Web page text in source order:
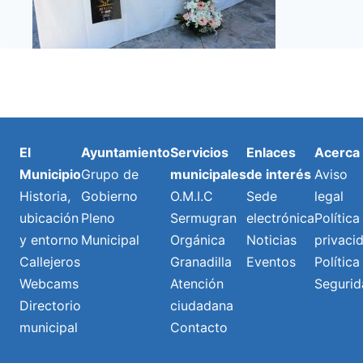
El
Municipio
Historia,
ubicación
y entorno
Callejeros
Webcams
Directorio
municipal
Ayuntamiento
Grupo de
Gobierno
Pleno
Municipal
Servicios
municipales
O.M.I.C
Sermugran
Orgánica
Granadilla
Atención
ciudadana
Contacto
Enlaces
de interés
Sede
electrónica
Noticias
Eventos
Acerca
Aviso
legal
Política
Política